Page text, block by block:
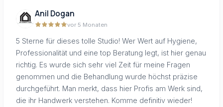
Anil Dogan
vor 5 Monaten
5 Sterne für dieses tolle Studio! Wer Wert auf Hygiene,
Professionalität und eine top Beratung legt, ist hier genau
richtig. Es wurde sich sehr viel Zeit für meine Fragen
genommen und die Behandlung wurde höchst präzise
durchgeführt. Man merkt, dass hier Profis am Werk sind,
die ihr Handwerk verstehen. Komme definitiv wieder!